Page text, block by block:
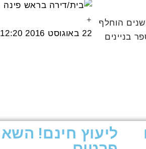
22 באוגוסט 2016 12:20
עם השנים הוחלף
בניינים
ליעוץ חינם!